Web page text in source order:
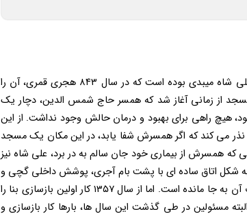
مسجد حظیره از اموال حاج شمس الدین محمد بن زین الدین علی شاه میبدی بوده است که در سال ۸۴۳ هجری قمری، آن را
از زمانی آغاز شد که همسر حاج شمس الدین، دچار یک
هیچ راهی برای بهبود و درمان حالش وجود نداشت. از این
می کند که اگر همسرش شفا یابد، در این مکان یک مسجد
که همسرش از بیماری خود جان سالم به در برد، علی شاه نیز
شکل اتاق ساده‌ ای با پشت بام آجری، پوشش داخلی گچی و
نمایی آجری بنا شده بود اما هم اکنون تنها سنگ مرمری از محراب آن به جا مانده است. اما از سال ۱۳۵۷ کار اولین بازسازی بنا را
مسئولین در طی گذشت این سال ها، بارها کار بازسازی و